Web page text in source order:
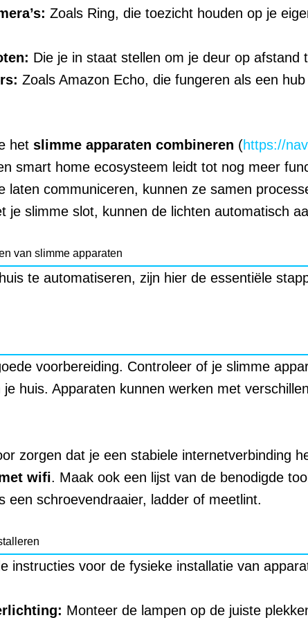
Zoals Ring, die toezicht houden op je
Die je in staat stellen om je deur op afstand
Zoals Amazon Echo, die fungeren als een
het slimme apparaten combineren (https://
smart home ecosysteem leidt tot nog meer
laten communiceren, kunnen ze samen
je slimme slot, kunnen de lichten automatisch
van slimme apparaten
te automatiseren, zijn hier de essentiële
voorbereiding. Controleer of je slimme
huis. Apparaten kunnen werken met
zorgen dat je een stabiele internetverbinding
wifi. Maak ook een lijst van de benodigde
een schroevendraaier, ladder of meetlint.
instructies voor de fysieke installatie van
Monteer de lampen op de juiste